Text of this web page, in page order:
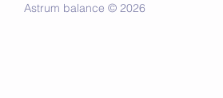
Astrum balance © 2026